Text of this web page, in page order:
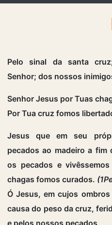
Pelo sinal da santa
Senhor; dos nossos
Senhor Jesus por Tuas
Por Tua cruz fomos
Jesus que em seu
pecados ao madeiro a fim
os pecados e
chagas fomos curados.
Ó Jesus, em cujos
causa do peso da cruz,
e pelos nossos pecados,